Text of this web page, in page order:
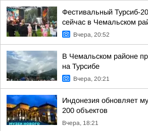
Фестивальный Турсиб-
сейчас в Чемальском
Вчера, 20:52
В Чемальском районе
на Турсибе
Вчера, 20:21
Индонезия обновляет
200 объектов
Вчера, 18:21